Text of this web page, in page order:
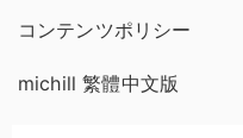
コンテンツポリシー
michill 繁體中文版